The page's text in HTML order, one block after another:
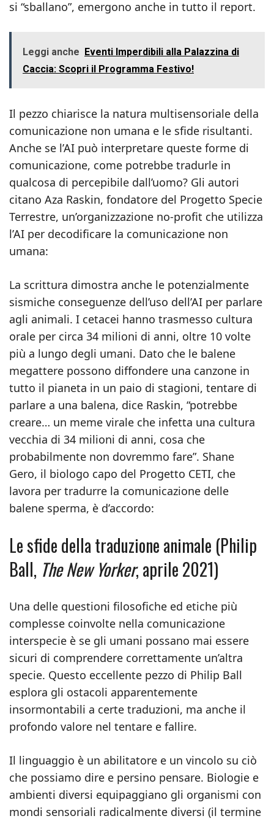
si “sballano”, emergono anche in tutto il report.
Leggi anche Eventi Imperdibili alla Palazzina di
Caccia: Scopri il Programma Festivo!
Il pezzo chiarisce la natura multisensoriale della
comunicazione non umana e le sfide risultanti.
Anche se l’AI può interpretare queste forme di
comunicazione, come potrebbe tradurle in
qualcosa di percepibile dall’uomo? Gli autori
citano Aza Raskin, fondatore del Progetto Specie
Terrestre, un’organizzazione no-profit che utilizza
l’AI per decodificare la comunicazione non
umana:
La scrittura dimostra anche le potenzialmente
sismiche conseguenze dell’uso dell’AI per parlare
agli animali. I cetacei hanno trasmesso cultura
orale per circa 34 milioni di anni, oltre 10 volte
più a lungo degli umani. Dato che le balene
megattere possono diffondere una canzone in
tutto il pianeta in un paio di stagioni, tentare di
parlare a una balena, dice Raskin, “potrebbe
creare… un meme virale che infetta una cultura
vecchia di 34 milioni di anni, cosa che
probabilmente non dovremmo fare”. Shane
Gero, il biologo capo del Progetto CETI, che
lavora per tradurre la comunicazione delle
balene sperma, è d’accordo:
Le sfide della traduzione animale (Philip
Ball, The New Yorker, aprile 2021)
Una delle questioni filosofiche ed etiche più
complesse coinvolte nella comunicazione
interspecie è se gli umani possano mai essere
sicuri di comprendere correttamente un’altra
specie. Questo eccellente pezzo di Philip Ball
esplora gli ostacoli apparentemente
insormontabili a certe traduzioni, ma anche il
profondo valore nel tentare e fallire.
Il linguaggio è un abilitatore e un vincolo su ciò
che possiamo dire e persino pensare. Biologie e
ambienti diversi equipaggiano gli organismi con
mondi sensoriali radicalmente diversi (il termine